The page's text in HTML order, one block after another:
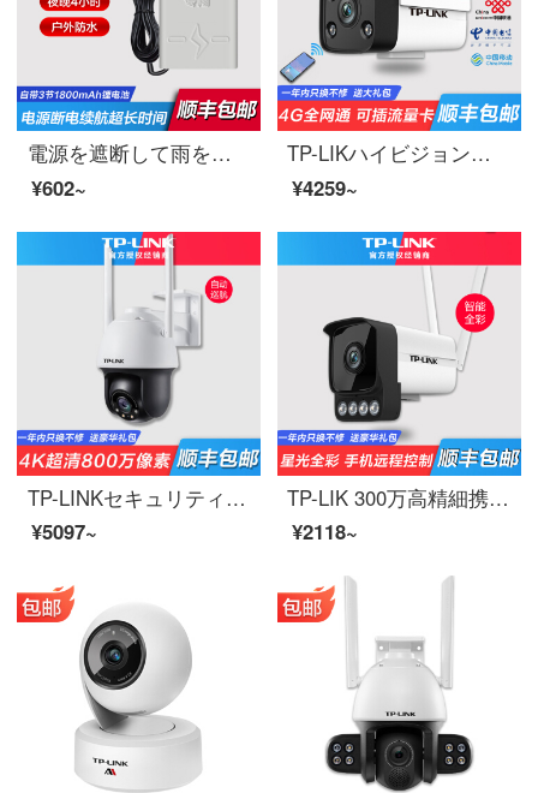
電源を遮断して雨を防ぐ電源ボックスを監視してアダプターの室外の壁を監視して電源を監視して器材と系統の電源をオフにして正常に電気を供給します異なっている環境の異なっているカメラの航続時間は4800ミリアンの12 V/2 Aの丸い穴が約昼の19時間の夜9時間あります。
¥602~
TP-LIKハイビジョン無線監視カメラ直挿しsim携帯カード4 G全網通家庭用ネットワーク不要屋外携帯電話遠隔監視カメラ防水防塵【400万4 G全網通カメラ】時間限定で1 GB流量32 GBをプレゼントします。
¥4259~
TP-LINKセキュリティ4 Kハイビジョン無線監視カメラ800万知能フルカラー3倍ズーム自動クルーズ室外家用携帯電話遠隔監視カメラ800万4 k超クリア画素3倍電子ズームフルカラー128 GB
¥5097~
TP-LIK 300万高精細携帯電話の長距離家庭用の室内外ネットワークの映像ヘッド無線Wifi高精細銃の知能フルカラーの夜間テレビの電源版TL-PC 534 H-4 mmダブルアンテナは昼夜フルカラーカメラにメモリがありません。
¥2118~